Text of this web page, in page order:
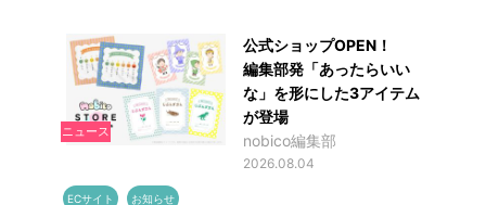
ニュース
公式ショップOPEN！
編集部発「あったらいい
な」を形にした3アイテム
が登場
nobico編集部
2026.08.04
ECサイト お知らせ